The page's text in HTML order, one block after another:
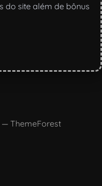
do site além de bônus
— ThemeForest